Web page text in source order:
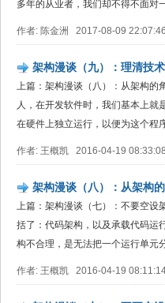
多年的从业者，我们却不得不面对
作者: 陈金洲 2017-08-09
架构漫谈（九）：理清技
上篇：架构漫谈（八）：从架构的
人，在开发软件时，我们基本上就
在硬件上独立运行，以便为这个程
作者: 王概凯 2016-04-19
架构漫谈（八）：从架构
上篇：架构漫谈（七）：不要空设
括了：代码架构，以及承载代码运
构不合理，是无法把一个运行单元
作者: 王概凯 2016-04-19